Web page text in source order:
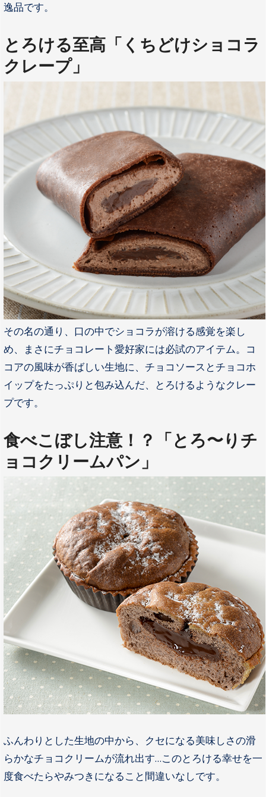
逸品です。
とろける至高「くちどけショコラ
クレープ」
その名の通り、口の中でショコラが溶ける感覚を楽し
め、まさにチョコレート愛好家には必試のアイテム。コ
コアの風味が香ばしい生地に、チョコソースとチョコホ
イップをたっぷりと包み込んだ、とろけるようなクレー
プです。
食べこぼし注意！？「とろ〜りチ
ョコクリームパン」
ふんわりとした生地の中から、クセになる美味しさの滑
らかなチョコクリームが流れ出す…このとろける幸せを一
度食べたらやみつきになること間違いなしです。